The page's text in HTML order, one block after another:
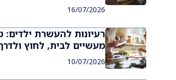
16/07/2026
רעיונות להעשרת ילדים:
מעשיים לבית, לחוץ
10/07/2026